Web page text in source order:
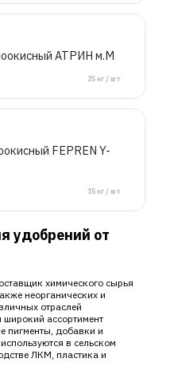
АТРИН м.М
25 кг / шт
FEPREN Y-
15 кг / шт
удобрений от
химического сырья
неорганических и
отраслей
ассортимент
пигменты, добавки и
в сельском
ЛКМ, пластика и